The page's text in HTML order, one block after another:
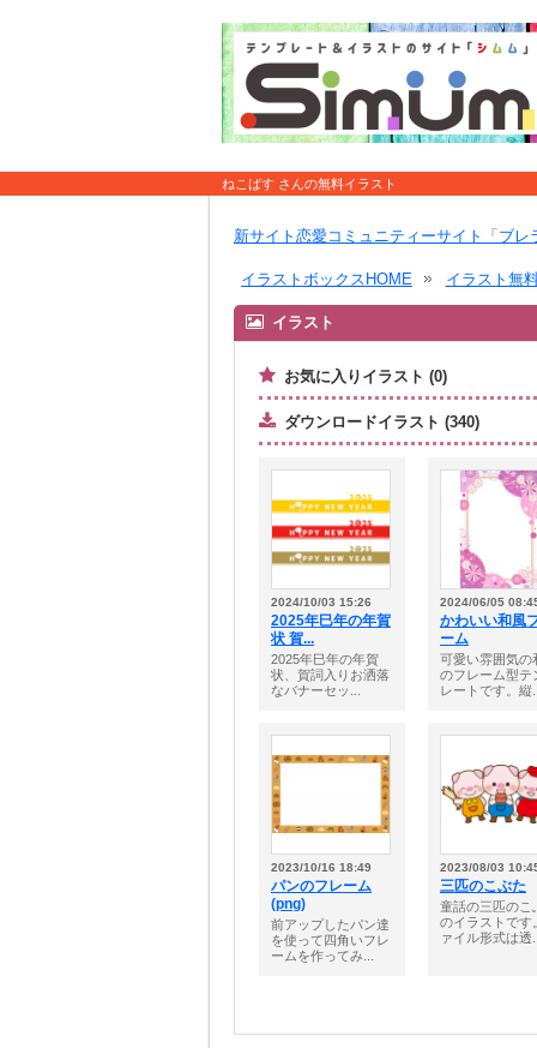
ねこばす さんの無料イラスト
新サイト恋愛コミュニティーサイト「ブレ
イラストボックスHOME イラスト無
イラスト
お気に入りイラスト (0)
ダウンロードイラスト (340)
2024/10/03 15:26
2025年巳年の年賀
状 賀...
2025年巳年の年賀
状、賀詞入りお洒落
なバナーセッ...
2024/06/05
かわいい和風
ーム
可愛い雰囲気の
のフレーム型テ
レートです。縦
2023/10/16 18:49
パンのフレーム
(png)
前アップしたパン達
を使って四角いフレ
ームを作ってみ...
2023/08/03
三匹のこぶた
童話の三匹のこ
のイラストです
ァイル形式は透